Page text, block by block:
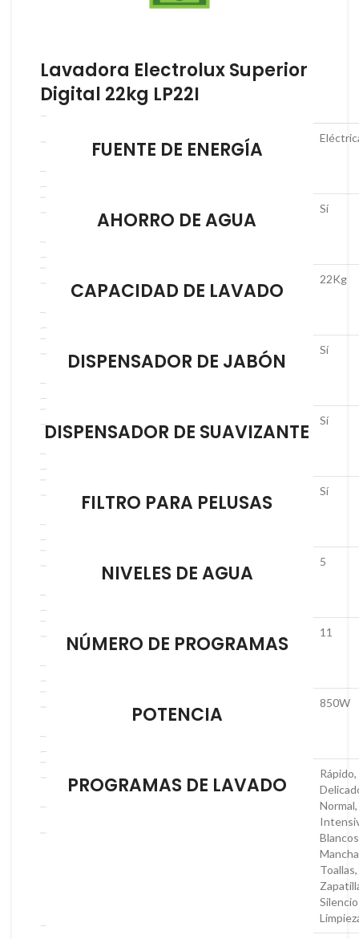
Lavadora Electrolux Superior
Digital 22kg LP22I
FUENTE DE ENERGÍA
AHORRO DE AGUA Sí
CAPACIDAD DE LAVADO 22Kg
DISPENSADOR DE JABÓN Sí
DISPENSADOR DE SUAVIZANTE Sí
FILTRO PARA PELUSAS Sí
NIVELES DE AGUA 5
NÚMERO DE PROGRAMAS 11
POTENCIA 850W
PROGRAMAS DE LAVADO
Rápido,
Normal,